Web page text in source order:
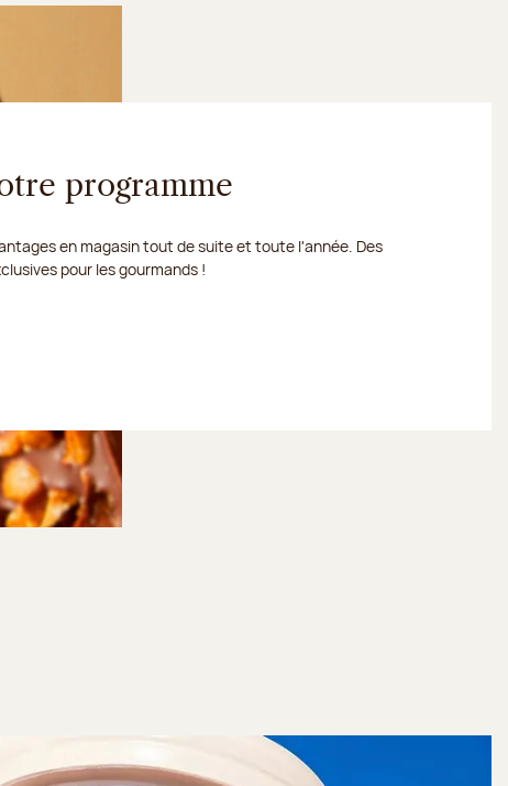
programme
en magasin tout de suite et toute l'année. Des
pour les gourmands !